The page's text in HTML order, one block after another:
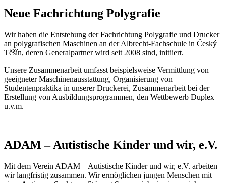
Neue Fachrichtung Polygrafie
Wir haben die Entstehung der Fachrichtung Polygrafie und Drucker
an polygrafischen Maschinen an der Albrecht-Fachschule in Český
Těšín, deren Generalpartner wird seit 2008 sind, initiiert.
Unsere Zusammenarbeit umfasst beispielsweise Vermittlung von
geeigneter Maschinenausstattung, Organisierung von
Studentenpraktika in unserer Druckerei, Zusammenarbeit bei der
Erstellung von Ausbildungsprogrammen, den Wettbewerb Duplex
u.v.m.
ADAM – Autistische Kinder und wir, e.V.
Mit dem Verein ADAM – Autistische Kinder und wir, e.V. arbeiten
wir langfristig zusammen. Wir ermöglichen jungen Menschen mit